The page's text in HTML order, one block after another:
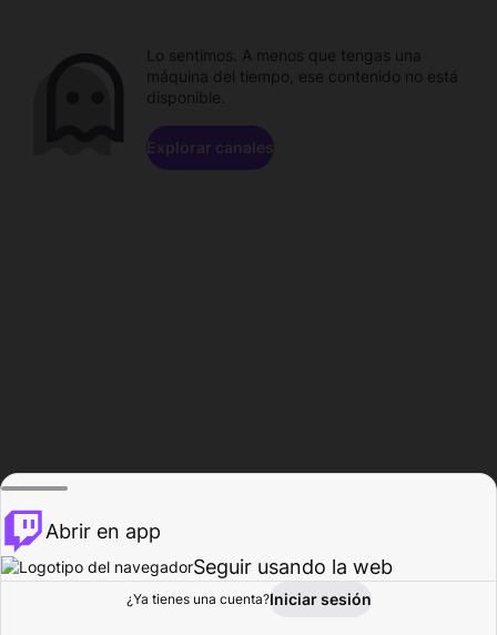
Explorar Actividad
Lo sentimos. A menos que tengas una
máquina del tiempo, ese contenido no está
disponible.
Explorar canales
Abrir en app
Seguir usando la web
¿Ya tienes una cuenta?Iniciar sesión